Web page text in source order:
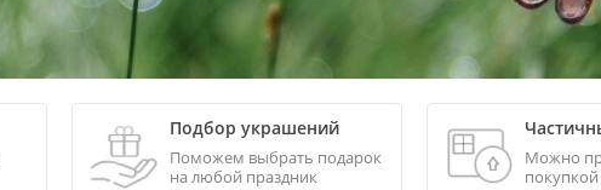
Подбор украшений
Поможем выбрать подарок
на любой праздник
Можно
покупкой